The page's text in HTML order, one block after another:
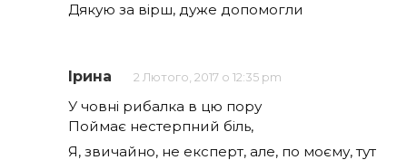
Дякую за вірш, дуже допомогли
Ірина 2 Лютого, 2017 о 12:35 pm
У човні рибалка в цю пору
Поймає нестерпний біль,
Я, звичайно, не експерт, але, по моєму, тут